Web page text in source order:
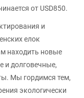
от USD850.
и
елок
находить новые
и долговечные,
Мы гордимся тем,
экологически